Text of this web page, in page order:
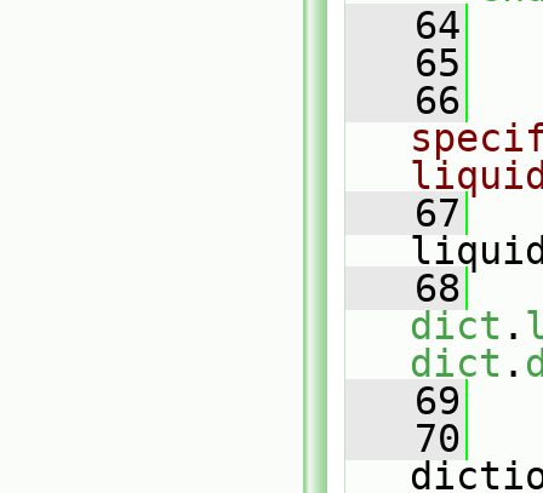
   64
   65
   66
liquid
   67
   68
dict .
dict .
   69
   70